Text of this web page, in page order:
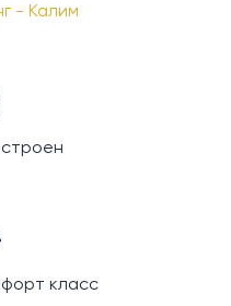
- Калим
класс